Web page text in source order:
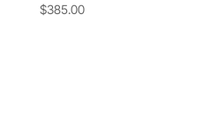
$385.00